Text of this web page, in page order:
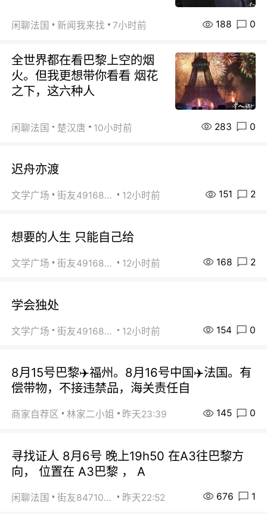
闲聊法国 新闻我来找 7小时前 188 0
全世界都在看巴黎上空的烟
火。但我更想带你看看 烟花
之下，这六种人
闲聊法国 楚汉唐 10小时前 283 0
迟舟亦渡
文学广场 街友49168527 12小时前 151 2
想要的人生 只能自己给
文学广场 街友49168527 12小时前 168 2
学会独处
文学广场 街友49168527 12小时前 154 0
8月15号巴黎✈️福州。8月16号中国✈️法国。有
偿带物，不接违禁品，海关责任自
商家自荐区 林家二小姐 昨天23:39 145 0
寻找证人 8月6号 晚上19h50 在A3往巴黎方
向， 位置在 A3巴黎 ， A
闲聊法国 街友84710671 昨天22:52 676 1